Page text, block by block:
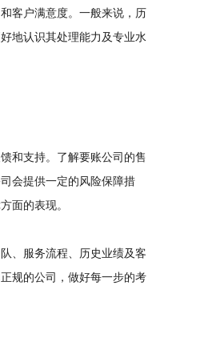
客户满意度。一般来说，历
地认识其处理能力及专业水
和支持。了解要账公司的售
会提供一定的风险保障措
面的表现。
、服务流程、历史业绩及客
规的公司，做好每一步的考